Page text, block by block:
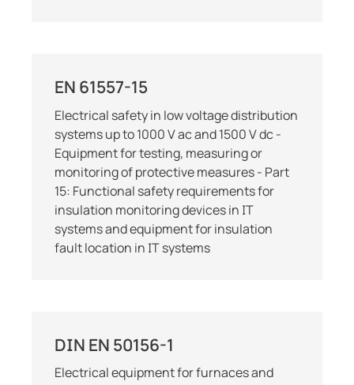
EN 61557-15
Electrical safety in low voltage distribution
systems up to 1000 V ac and 1500 V dc -
Equipment for testing, measuring or
monitoring of protective measures - Part
15: Functional safety requirements for
insulation monitoring devices in IT
systems and equipment for insulation
fault location in IT systems
DIN EN 50156-1
Electrical equipment for furnaces and